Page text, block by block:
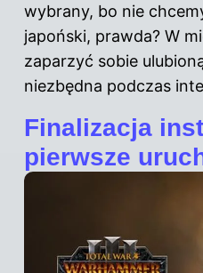
wybrany, bo nie
japoński, prawda? W
zaparzyć sobie
niezbędna podczas
Finalizacja
pierwsze